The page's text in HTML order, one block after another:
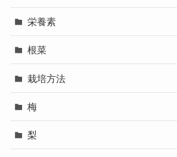
栄養素
根菜
栽培方法
梅
梨